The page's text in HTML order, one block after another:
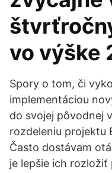
vo výške
Spory o tom, či
implementáciou
do svojej pôvodnej
rozdeleniu projektu
Často dostávam
je lepšie ich rozložiť